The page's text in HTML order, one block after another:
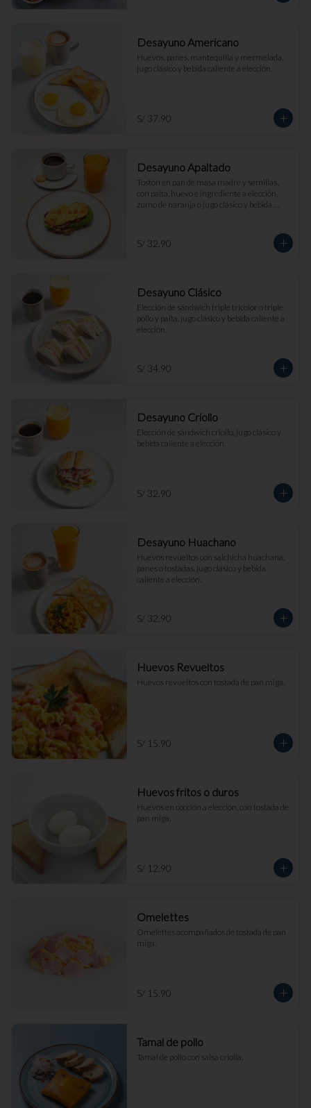
Desayuno Americano
Huevos, panes, mantequilla y mermelada,
jugo clásico y bebida caliente a elección.
S/ 37.90
Desayuno Apaltado
Tostón en pan de masa madre y semillas,
con palta, huevo e ingrediente a elección,
zumo de naranja o jugo clásico y bebida
S/ 32.90
Desayuno Clásico
Elección de sándwich triple tricolor o triple
pollo y palta, jugo clásico y bebida caliente a
elección.
S/ 34.90
Desayuno Criollo
Elección de sándwich criollo, jugo clásico y
bebida caliente a elección.
S/ 32.90
Desayuno Huachano
Huevos revueltos con salchicha huachana,
panes o tostadas, jugo clásico y bebida
caliente a elección.
S/ 32.90
Huevos Revueltos
Huevos revueltos con tostada de pan miga.
S/ 15.90
Huevos fritos o duros
Huevos en cocción a elección, con tostada de
pan miga.
S/ 12.90
Omelettes
Omelettes acompañados de tostada de pan
miga.
S/ 15.90
Tamal de pollo
Tamal de pollo con salsa criolla.